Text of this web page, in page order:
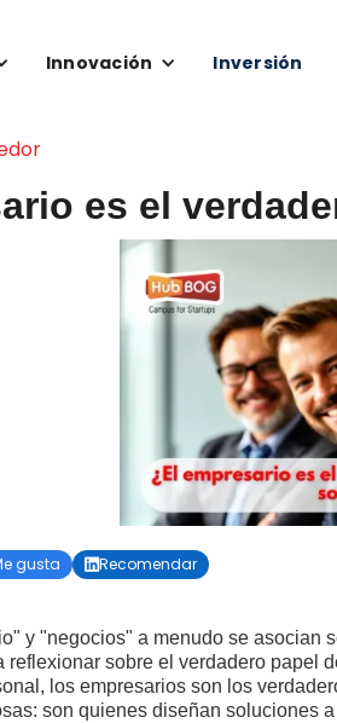
Innovación Inversión
es el
gusta Recomendar
y "negocios" a menudo se
reflexionar sobre el verdadero papel
los empresarios son los
son quienes diseñan soluciones